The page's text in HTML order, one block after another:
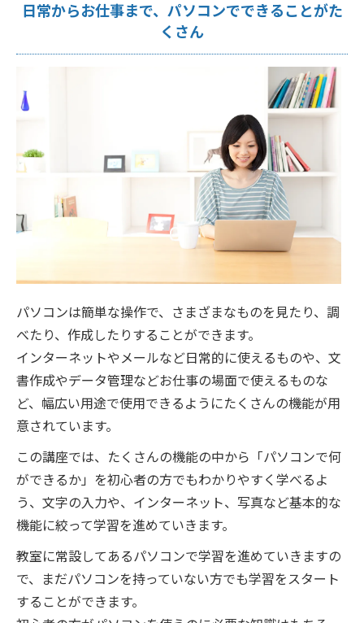
日常からお仕事まで、パソコンでできることがた
くさん
パソコンは簡単な操作で、さまざまなものを見たり、調
べたり、作成したりすることができます。
インターネットやメールなど日常的に使えるものや、文
書作成やデータ管理などお仕事の場面で使えるものな
ど、幅広い用途で使用できるようにたくさんの機能が用
意されています。
この講座では、たくさんの機能の中から「パソコンで何
ができるか」を初心者の方でもわかりやすく学べるよ
う、文字の入力や、インターネット、写真など基本的な
機能に絞って学習を進めていきます。
教室に常設してあるパソコンで学習を進めていきますの
で、まだパソコンを持っていない方でも学習をスタート
することができます。